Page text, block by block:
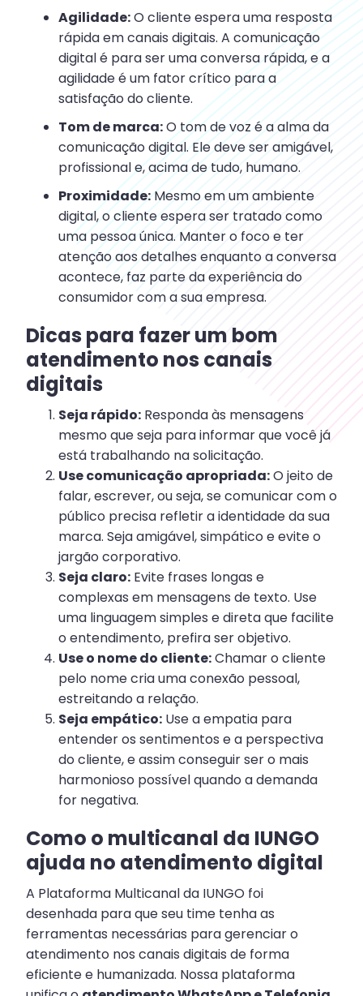
Agilidade:O cliente espera uma resposta
rápida em canais digitais. A comunicação
digital é para ser uma conversa rápida, e a
agilidade é um fator crítico para a
satisfação do cliente.
Tom de marca:O tom de voz é a alma da
comunicação digital. Ele deve ser amigável,
profissional e, acima de tudo, humano.
Proximidade: Mesmo em um ambiente
digital, o cliente espera ser tratado como
uma pessoa única. Manter o foco e ter
atenção aos detalhes enquanto a conversa
acontece, faz parte da experiência do
consumidor com a sua empresa.
Dicas para fazer um bom
atendimento nos canais
digitais
Seja rápido: Responda às mensagens
mesmo que seja para informar que você já
está trabalhando na solicitação.
Use comunicação apropriada:O jeito de
falar, escrever, ou seja, se comunicar com o
público precisa refletir a identidade da sua
marca. Seja amigável, simpático e evite o
jargão corporativo.
Seja claro: Evite frases longas e
complexas em mensagens de texto. Use
uma linguagem simples e direta que facilite
o entendimento, prefira ser objetivo.
Use o nome do cliente:Chamar o cliente
pelo nome cria uma conexão pessoal,
estreitando a relação.
Seja empático: Use a empatia para
entender os sentimentos e a perspectiva
do cliente, e assim conseguir ser o mais
harmonioso possível quando a demanda
for negativa.
Como o multicanal da IUNGO
ajuda no atendimento digital
A Plataforma Multicanal da IUNGO foi
desenhada para que seu time tenha as
ferramentas necessárias para gerenciar o
atendimento nos canais digitais de forma
eficiente e humanizada. Nossa plataforma